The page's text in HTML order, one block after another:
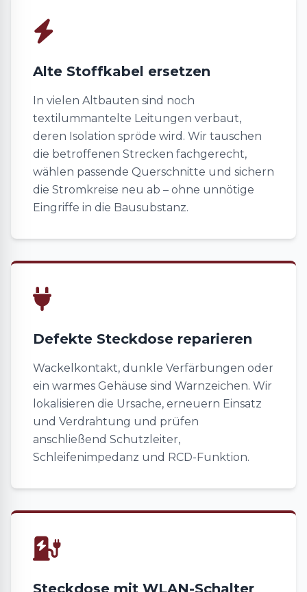
Alte Stoffkabel ersetzen
In vielen Altbauten sind noch
textilummantelte Leitungen verbaut,
deren Isolation spröde wird. Wir tauschen
die betroffenen Strecken fachgerecht,
wählen passende Querschnitte und sichern
die Stromkreise neu ab – ohne unnötige
Eingriffe in die Bausubstanz.
Defekte Steckdose reparieren
Wackelkontakt, dunkle Verfärbungen oder
ein warmes Gehäuse sind Warnzeichen. Wir
lokalisieren die Ursache, erneuern Einsatz
und Verdrahtung und prüfen
anschließend Schutzleiter,
Schleifenimpedanz und RCD-Funktion.
Steckdose mit WLAN-Schalter